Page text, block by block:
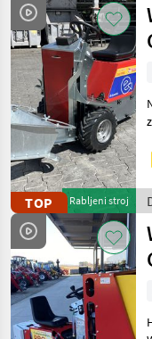
Kategorija 3
TRENUTNA
POT
Kmetijska
tehnika
Dvoriscna
Mehanizacija
Cistilna
Oprema
IZBERITE
KATEGORIJO
Sonstige
96
Westermann
74
Ponastavi
TOP Rabljeni stroj
/